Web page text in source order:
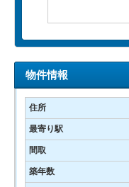
物件情報
住所
最寄り駅
間取
築年数